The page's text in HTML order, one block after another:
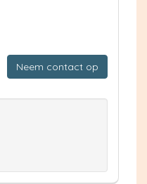
Neem contact op